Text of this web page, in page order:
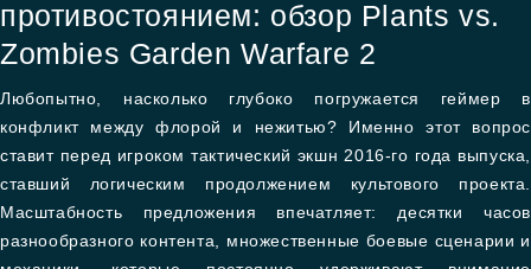
противостоянием: обзор Plants vs.
Zombies Garden Warfare 2
Любопытно, насколько глубоко погружается геймер в
конфликт между флорой и нежитью? Именно этот вопрос
ставит перед игроком тактический экшн 2016-го года выпуска,
ставший логическим продолжением культового проекта.
Масштабность предложения впечатляет: десятки часов
разнообразного контента, множественные боевые сценарии и